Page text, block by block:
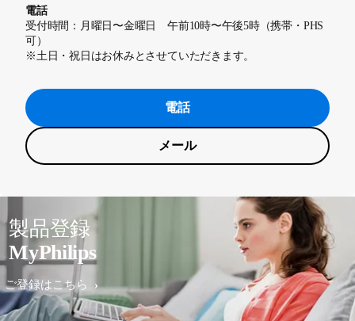
電話
受付時間：月曜日〜金曜日 午前10時〜午後5時（携帯・PHS
可）
※土日・祝日はお休みとさせていただきます。
電話
メール
製品登録
MyPhilips
ご登録はこちら